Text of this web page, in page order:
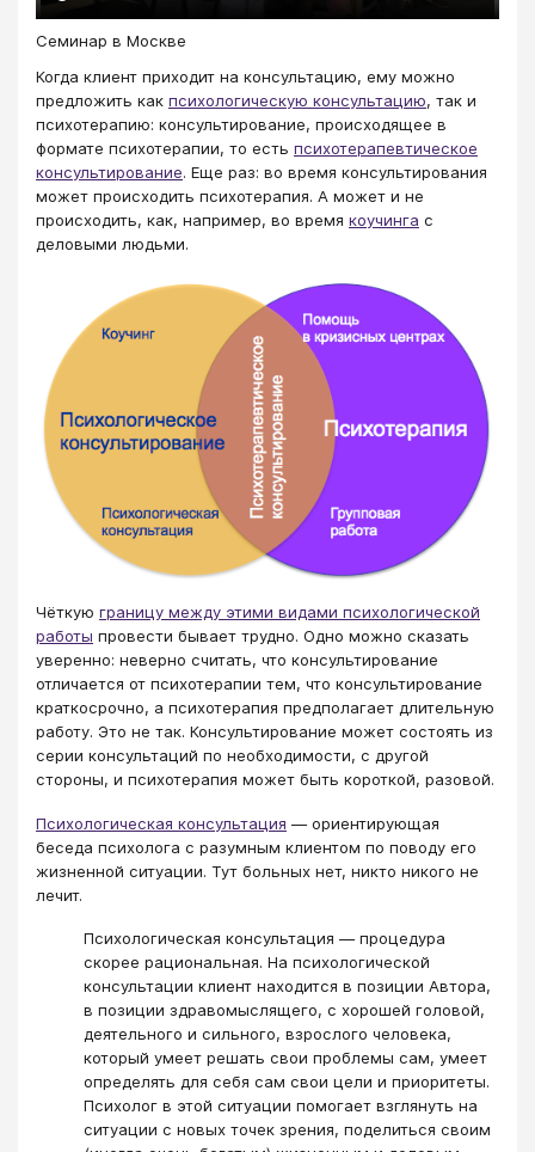
Семинар в Москве
Когда клиент приходит на консультацию, ему можно
предложить как психологическую консультацию, так и
психотерапию: консультирование, происходящее в
формате психотерапии, то есть психотерапевтическое
консультирование. Еще раз: во время консультирования
может происходить психотерапия. А может и не
происходить, как, например, во время коучинга с
деловыми людьми.
Чёткую границу между этими видами психологической
работы провести бывает трудно. Одно можно сказать
уверенно: неверно считать, что консультирование
отличается от психотерапии тем, что консультирование
краткосрочно, а психотерапия предполагает длительную
работу. Это не так. Консультирование может состоять из
серии консультаций по необходимости, с другой
стороны, и психотерапия может быть короткой, разовой.
Психологическая консультация — ориентирующая
беседа психолога с разумным клиентом по поводу его
жизненной ситуации. Тут больных нет, никто никого не
лечит.
Психологическая консультация — процедура
скорее рациональная. На психологической
консультации клиент находится в позиции Автора,
в позиции здравомыслящего, с хорошей головой,
деятельного и сильного, взрослого человека,
который умеет решать свои проблемы сам, умеет
определять для себя сам свои цели и приоритеты.
Психолог в этой ситуации помогает взглянуть на
ситуации с новых точек зрения, поделиться своим